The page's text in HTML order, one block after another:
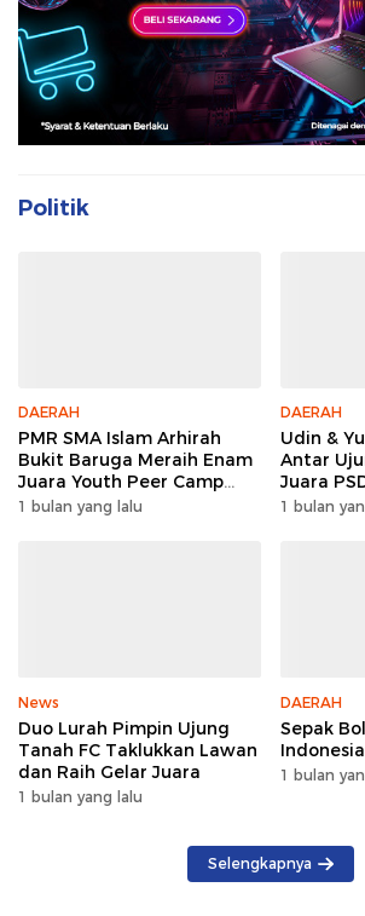
Politik
DAERAH
PMR SMA Islam Arhirah
Bukit Baruga Meraih Enam
Juara Youth Peer Camp
2026
1 bulan yang lalu
DAERAH
Udin &
Antar
Juara
1 bulan
News
Duo Lurah Pimpin Ujung
Tanah FC Taklukkan Lawan
dan Raih Gelar Juara
1 bulan yang lalu
DAERAH
Sepak
1 bulan
Selengkapnya